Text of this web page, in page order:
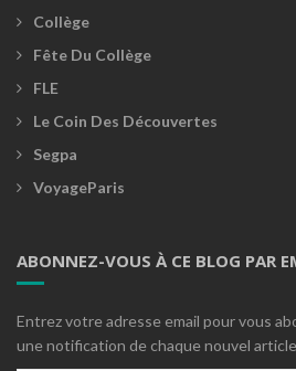
Collège
Fête Du Collège
FLE
Le Coin Des Découvertes
Segpa
VoyageParis
ABONNEZ-VOUS À CE BLOG PAR
Entrez votre adresse email pour vous
une notification de chaque nouvel article